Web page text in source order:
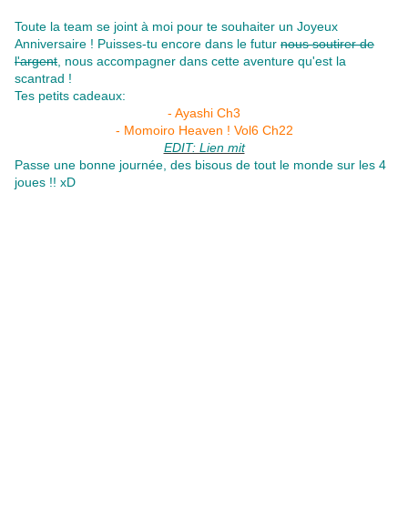
Toute la team se joint à moi pour te souhaiter un Joyeux
Anniversaire ! Puisses-tu encore dans le futur nous soutirer de
l'argent , nous accompagner dans cette aventure qu'est la
scantrad !
Tes petits cadeaux:
- Ayashi Ch3
- Momoiro Heaven ! Vol6 Ch22
EDIT: Lien mit
Passe une bonne journée, des bisous de tout le monde sur les 4
joues !! xD